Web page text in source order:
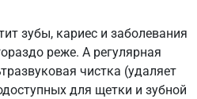
зубы, кариес и заболевания
реже. А регулярная
чистка (удаляет
для щетки и зубной